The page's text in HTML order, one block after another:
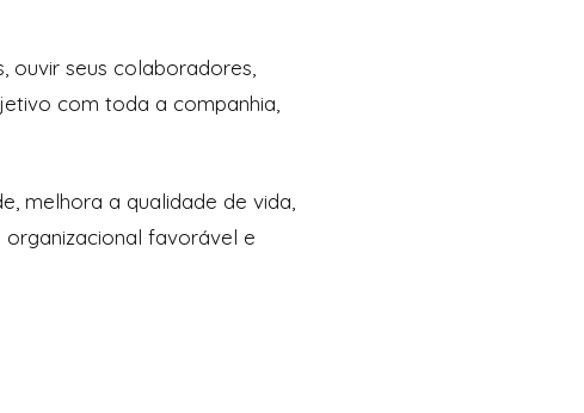
ouvir seus colaboradores,
com toda a companhia,
melhora a qualidade de vida,
organizacional favorável e